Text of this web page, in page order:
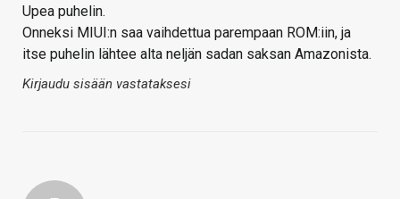
Upea puhelin.
Onneksi MIUI:n saa vaihdettua parempaan ROM:iin, ja
itse puhelin lähtee alta neljän sadan saksan Amazonista.
Kirjaudu sisään vastataksesi